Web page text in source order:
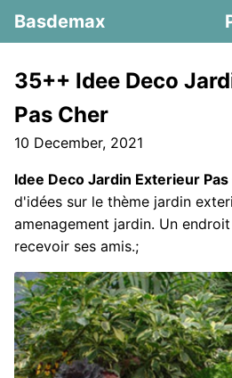
Basdemax
35++ Idee Deco
Pas Cher
10 December, 2021
Idee Deco Jardin Exterieur
d'idées sur le thème jardin
amenagement jardin. Un
recevoir ses amis.;